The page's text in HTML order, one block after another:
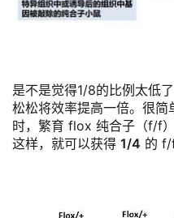
是不是觉得1/8的比例太低
松松将效率提高一倍。很
时，繁育 flox 纯合子（f/f
这样，就可以获得 1/4 的 f/